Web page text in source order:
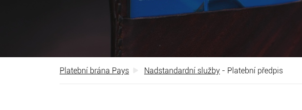
Platební brána Pays Nadstandardní služby - Platební předpis